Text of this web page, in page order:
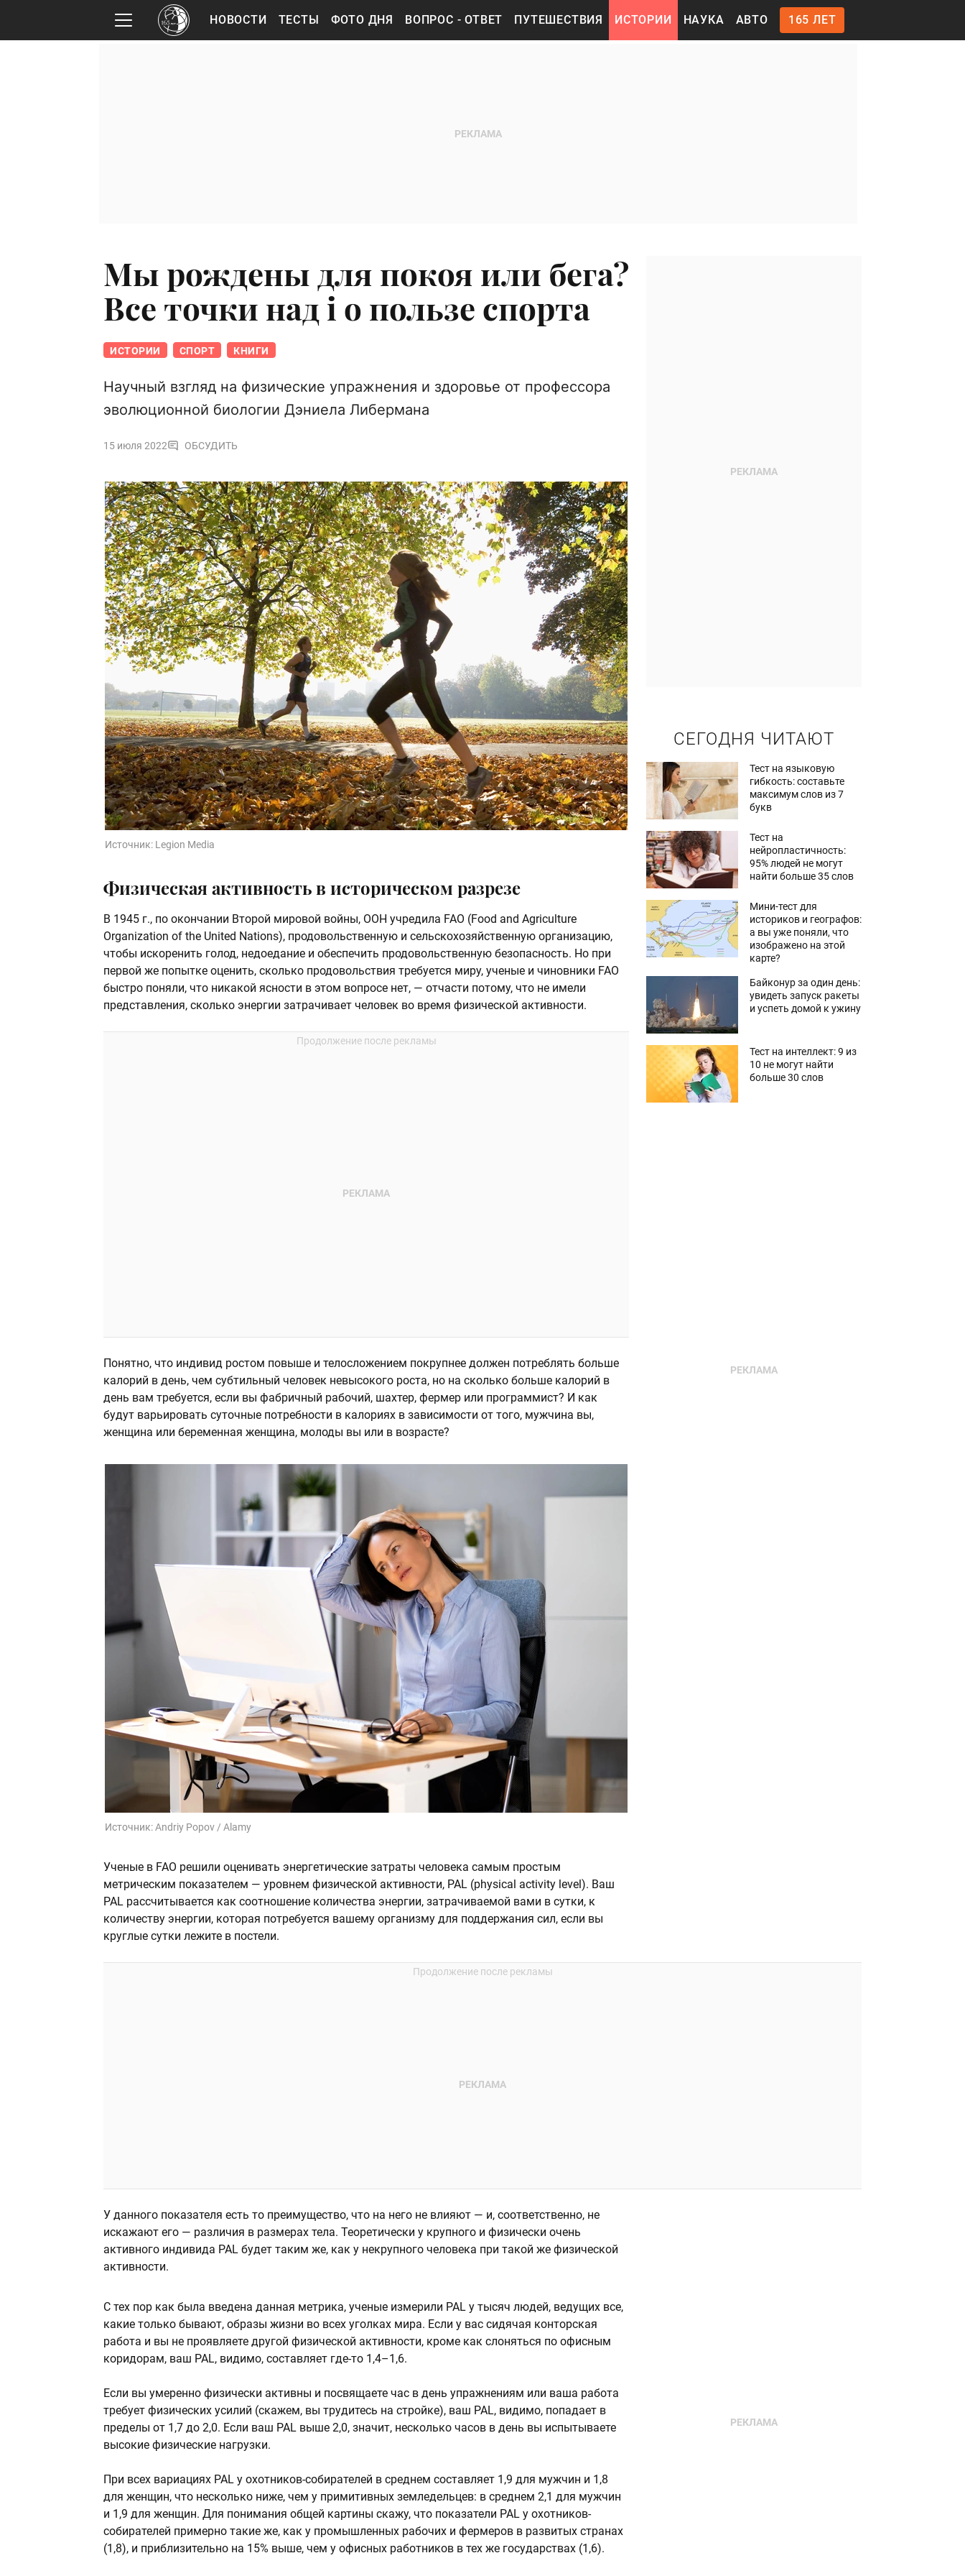
НОВОСТИ ТЕСТЫ ФОТО ДНЯ ВОПРОС - ОТВЕТ ПУТЕШЕСТВИЯ ИСТОРИИ НАУКА АВТО 165 ЛЕТ
Мы рождены для покоя или бега?
Все точки над i о пользе спорта
ИСТОРИИ СПОРТ КНИГИ
Научный взгляд на физические упражнения и здоровье от профессора
эволюционной биологии Дэниела Либермана
15 июля 2022 ОБСУДИТЬ
Источник: Legion Media
Физическая активность в историческом разрезе
В 1945 г., по окончании Второй мировой войны, ООН учредила FAO (Food and Agriculture
Organization of the United Nations), продовольственную и сельскохозяйственную организацию,
чтобы искоренить голод, недоедание и обеспечить продовольственную безопасность. Но при
первой же попытке оценить, сколько продовольствия требуется миру, ученые и чиновники FAO
быстро поняли, что никакой ясности в этом вопросе нет, — отчасти потому, что не имели
представления, сколько энергии затрачивает человек во время физической активности.
Понятно, что индивид ростом повыше и телосложением покрупнее должен потреблять больше
калорий в день, чем субтильный человек невысокого роста, но на сколько больше калорий в
день вам требуется, если вы фабричный рабочий, шахтер, фермер или программист? И как
будут варьировать суточные потребности в калориях в зависимости от того, мужчина вы,
женщина или беременная женщина, молоды вы или в возрасте?
Источник:Andriy Popov / Alamy
Ученые в FAO решили оценивать энергетические затраты человека самым простым
метрическим показателем — уровнем физической активности, PAL (physical activity level). Ваш
PAL рассчитывается как соотношение количества энергии, затрачиваемой вами в сутки, к
количеству энергии, которая потребуется вашему организму для поддержания сил, если вы
круглые сутки лежите в постели.
У данного показателя есть то преимущество, что на него не влияют — и, соответственно, не
искажают его — различия в размерах тела. Теоретически у крупного и физически очень
активного индивида PAL будет таким же, как у некрупного человека при такой же физической
активности.
С тех пор как была введена данная метрика, ученые измерили PAL у тысяч людей, ведущих все,
какие только бывают, образы жизни во всех уголках мира. Если у вас сидячая конторская
работа и вы не проявляете другой физической активности, кроме как слоняться по офисным
коридорам, ваш PAL, видимо, составляет где-то 1,4–1,6.
Если вы умеренно физически активны и посвящаете час в день упражнениям или ваша работа
требует физических усилий (скажем, вы трудитесь на стройке), ваш PAL, видимо, попадает в
пределы от 1,7 до 2,0. Если ваш PAL выше 2,0, значит, несколько часов в день вы испытываете
высокие физические нагрузки.
При всех вариациях PAL у охотников-собирателей в среднем составляет 1,9 для мужчин и 1,8
для женщин, что несколько ниже, чем у примитивных земледельцев: в среднем 2,1 для мужчин
и 1,9 для женщин. Для понимания общей картины скажу, что показатели PAL у охотников-
собирателей примерно такие же, как у промышленных рабочих и фермеров в развитых странах
(1,8), и приблизительно на 15% выше, чем у офисных работников в тех же государствах (1,6).
СЕГОДНЯ ЧИТАЮТ
Тест на языковую
гибкость: составьте
максимум слов из 7
букв
Тест на
нейропластичность:
95% людей не могут
найти больше 35 слов
Мини-тест для
историков и географов:
а вы уже поняли, что
изображено на этой
карте?
Байконур за один день:
увидеть запуск ракеты
и успеть домой к ужину
Тест на интеллект: 9 из
10 не могут найти
больше 30 слов